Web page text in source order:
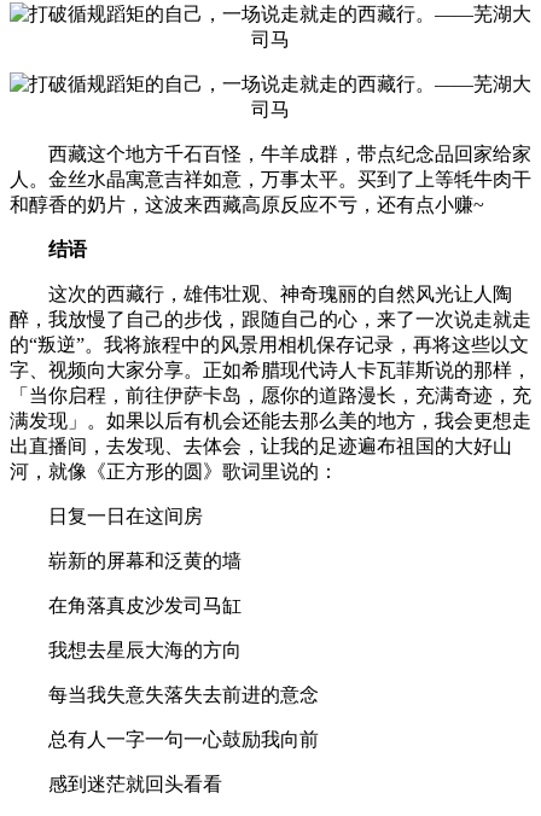
西藏这个地方千石百怪，牛羊成群，带点纪念品回家给家
人。金丝水晶寓意吉祥如意，万事太平。买到了上等牦牛肉干
和醇香的奶片，这波来西藏高原反应不亏，还有点小赚~
结语
这次的西藏行，雄伟壮观、神奇瑰丽的自然风光让人陶
醉，我放慢了自己的步伐，跟随自己的心，来了一次说走就走
的“叛逆”。我将旅程中的风景用相机保存记录，再将这些以文
字、视频向大家分享。正如希腊现代诗人卡瓦菲斯说的那样，
「当你启程，前往伊萨卡岛，愿你的道路漫长，充满奇迹，充
满发现」。如果以后有机会还能去那么美的地方，我会更想走
出直播间，去发现、去体会，让我的足迹遍布祖国的大好山
河，就像《正方形的圆》歌词里说的：
日复一日在这间房
崭新的屏幕和泛黄的墙
在角落真皮沙发司马缸
我想去星辰大海的方向
每当我失意失落失去前进的意念
总有人一字一句一心鼓励我向前
感到迷茫就回头看看